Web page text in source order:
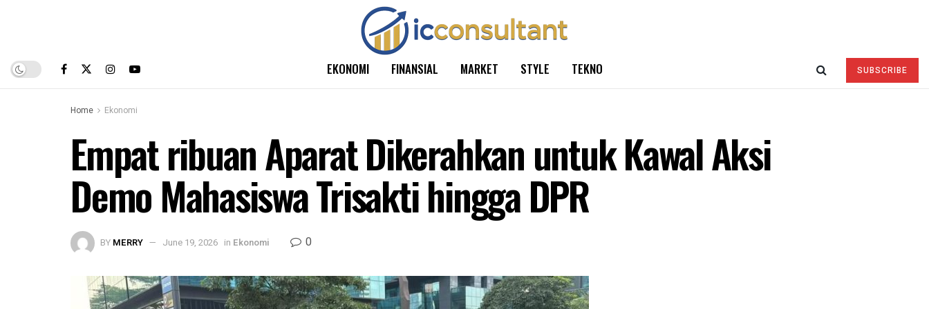
EKONOMI FINANSIAL MARKET STYLE TEKNO SUBSCRIBE
Home Ekonomi
Empat ribuan Aparat Dikerahkan untuk Kawal Aksi
Demo Mahasiswa Trisakti hingga DPR
BY MERRY June 19, 2026 in Ekonomi 0